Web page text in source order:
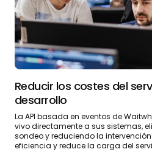
Reducir los costes del
desarrollo
La API basada en eventos de
vivo directamente a sus sistemas,
sondeo y reduciendo la
eficiencia y reduce la carga del